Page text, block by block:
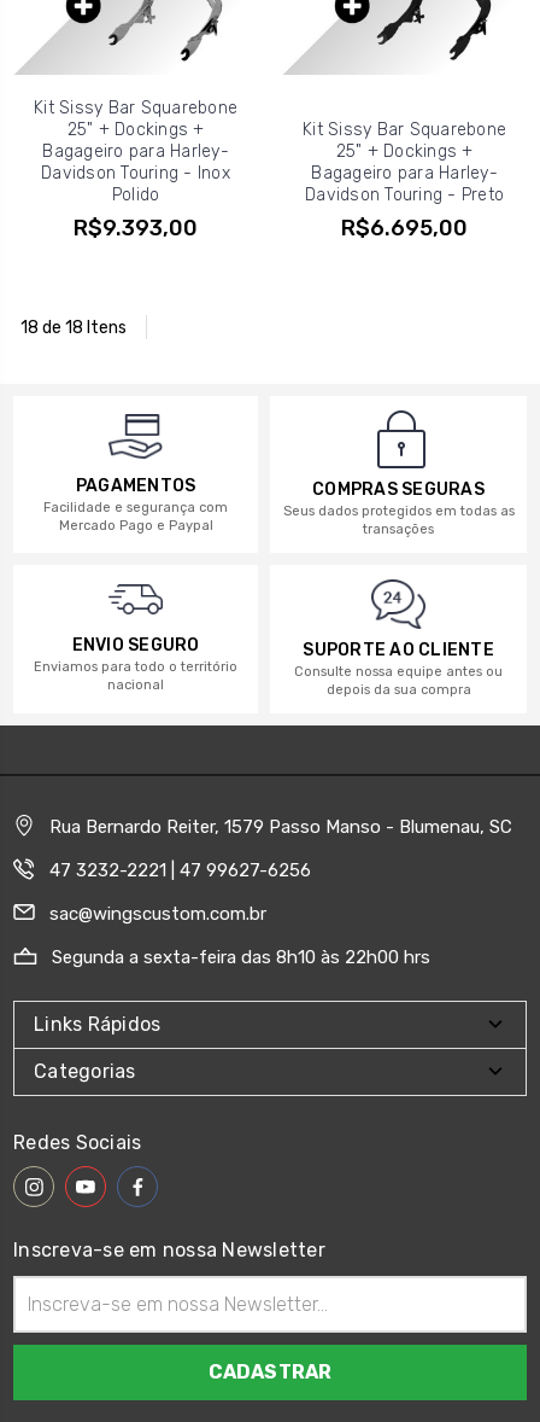
Kit Sissy Bar Squarebone
25" + Dockings +
Bagageiro para Harley-
Davidson Touring - Inox
Polido
R$9.393,00
Kit Sissy Bar Squarebone
25" + Dockings +
Bagageiro para Harley-
Davidson Touring - Preto
R$6.695,00
18 de 18 Itens
PAGAMENTOS
Facilidade e segurança com
Mercado Pago e Paypal
COMPRAS SEGURAS
Seus dados protegidos em todas as
transações
ENVIO SEGURO
Enviamos para todo o território
nacional
SUPORTE AO CLIENTE
Consulte nossa equipe antes ou
depois da sua compra
Rua Bernardo Reiter, 1579 Passo Manso - Blumenau, SC
47 3232-2221 | 47 99627-6256
sac@wingscustom.com.br
Segunda a sexta-feira das 8h10 às 22h00 hrs
Links Rápidos
Categorias
Redes Sociais
Inscreva-se em nossa Newsletter
de
email